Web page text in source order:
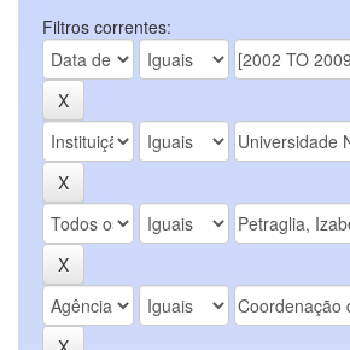
Filtros correntes: